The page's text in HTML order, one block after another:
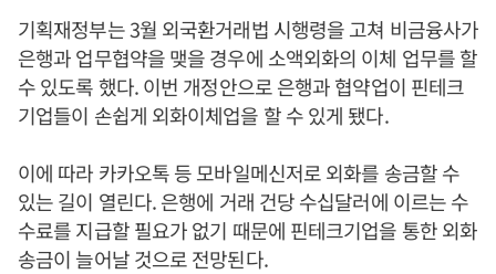
기획재정부는 3월 외국환거래법 시행령을 고쳐 비금융사가
은행과 업무협약을 맺을 경우에 소액외화의 이체 업무를 할
수 있도록 했다. 이번 개정안으로 은행과 협약업이 핀테크
기업들이 손쉽게 외화이체업을 할 수 있게 됐다.
이에 따라 카카오톡 등 모바일메신저로 외화를 송금할 수
있는 길이 열린다. 은행에 거래 건당 수십달러에 이르는 수
수료를 지급할 필요가 없기 때문에 핀테크기업을 통한 외화
송금이 늘어날 것으로 전망된다.